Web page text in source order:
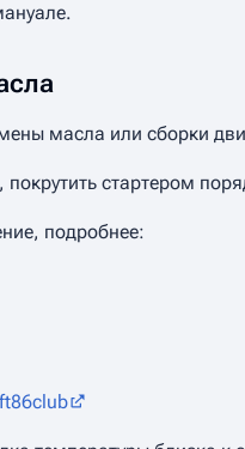
масла или сборки
стартером
подробнее:
ft86club